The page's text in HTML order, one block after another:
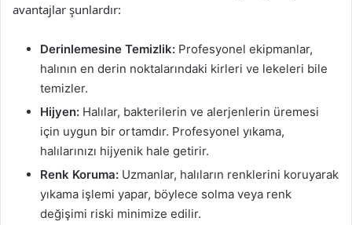
avantajlar şunlardır:
Derinlemesine Temizlik: Profesyonel ekipmanlar,
halının en derin noktalarındaki kirleri ve lekeleri bile
temizler.
Hijyen: Halılar, bakterilerin ve alerjenlerin üremesi
için uygun bir ortamdır. Profesyonel yıkama,
halılarınızı hijyenik hale getirir.
Renk Koruma: Uzmanlar, halıların renklerini koruyarak
yıkama işlemi yapar, böylece solma veya renk
değişimi riski minimize edilir.